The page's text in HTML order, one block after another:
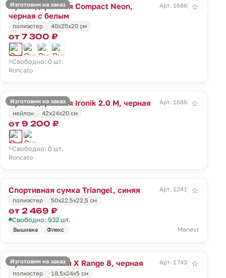
Изготовим на заказ
Сумка дорожная Compact Neon,
черная с белым
Арт. 16863.33
полиэстер 40x25x20 см
от 7 300 ₽
Свободно: 0 шт.
Roncato
☆
Изготовим на заказ
Сумка дорожная Ironik 2.0 M, черная
Арт. 16866.30
нейлон
42x24x20 см
от 9 200 ₽
Свободно: 0 шт.
Roncato
☆
Спортивная сумка Triangel, синяя
Арт. 12416.44
полиэстер
50х22,5х22,5 см
от 2 469 ₽
Свободно: 932 шт.
Вышивка Флекс Manevr
☆
Изготовим на заказ
Сумка плечевая X Range 8, черная
Арт. 17439.30
полиэстер
18,5x24x5 см
☆